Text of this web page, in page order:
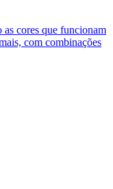
as cores que funcionam
com combinações